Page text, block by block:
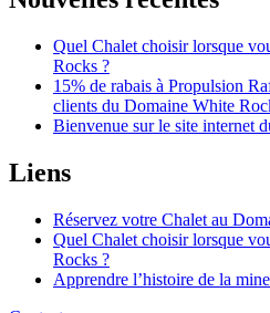
Quel Chalet choisir lorsque
Rocks ?
15% de rabais à Propulsion
clients du Domaine White
Bienvenue sur le site internet
Liens
Réservez votre Chalet au
Quel Chalet choisir lorsque
Rocks ?
Apprendre l’histoire de la